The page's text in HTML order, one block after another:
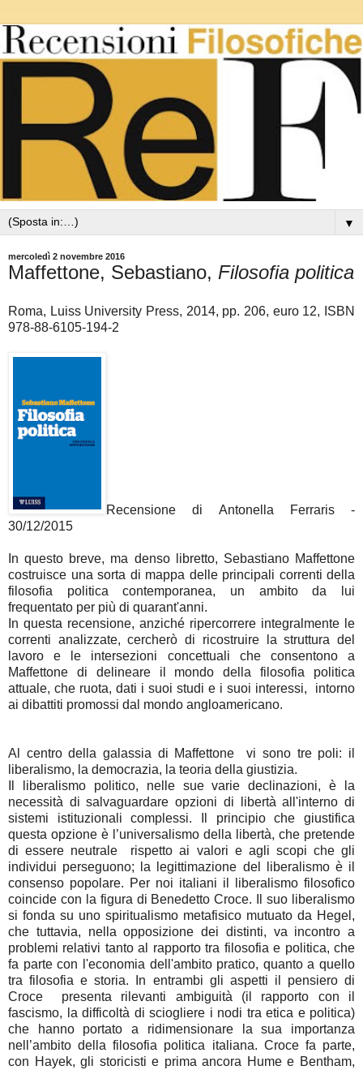
▼
mercoledì 2 novembre 2016
Maffettone, Sebastiano, Filosofia politica
Roma, Luiss University Press, 2014, pp. 206, euro 12, ISBN
978-88-6105-194-2
Recensione di Antonella Ferraris -
30/12/2015
In questo breve, ma denso libretto, Sebastiano Maffettone
costruisce una sorta di mappa delle principali correnti della
filosofia politica contemporanea, un ambito da lui
frequentato per più di quarant'anni.
In questa recensione, anziché ripercorrere integralmente le
correnti analizzate, cercherò di ricostruire la struttura del
lavoro e le intersezioni concettuali che consentono a
Maffettone di delineare il mondo della filosofia politica
attuale, che ruota, dati i suoi studi e i suoi interessi, intorno
ai dibattiti promossi dal mondo angloamericano.
Al centro della galassia di Maffettone vi sono tre poli: il
liberalismo, la democrazia, la teoria della giustizia.
Il liberalismo politico, nelle sue varie declinazioni, è la
necessità di salvaguardare opzioni di libertà all'interno di
sistemi istituzionali complessi. Il principio che giustifica
questa opzione è l’universalismo della libertà, che pretende
di essere neutrale rispetto ai valori e agli scopi che gli
individui perseguono; la legittimazione del liberalismo è il
consenso popolare. Per noi italiani il liberalismo filosofico
coincide con la figura di Benedetto Croce. Il suo liberalismo
si fonda su uno spiritualismo metafisico mutuato da Hegel,
che tuttavia, nella opposizione dei distinti, va incontro a
problemi relativi tanto al rapporto tra filosofia e politica, che
fa parte con l'economia dell'ambito pratico, quanto a quello
tra filosofia e storia. In entrambi gli aspetti il pensiero di
Croce presenta rilevanti ambiguità (il rapporto con il
fascismo, la difficoltà di sciogliere i nodi tra etica e politica)
che hanno portato a ridimensionare la sua importanza
nell’ambito della filosofia politica italiana. Croce fa parte,
con Hayek, gli storicisti e prima ancora Hume e Bentham,